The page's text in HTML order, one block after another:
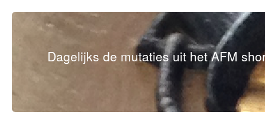
Dagelijks de mutaties uit het AFM